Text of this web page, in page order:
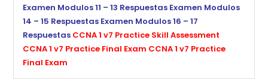
Examen Modulos 11 – 13 Respuestas Examen Modulos
14 – 15 Respuestas Examen Modulos 16 – 17
Respuestas CCNA 1 v7 Practice Skill Assessment
CCNA 1 v7 Practice Final Exam CCNA 1 v7 Practice
Final Exam